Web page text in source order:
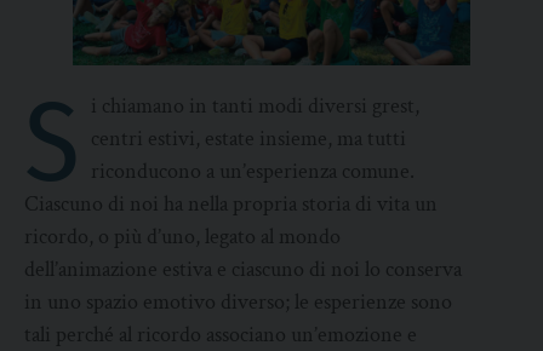
S
i chiamano in tanti modi diversi grest,
centri estivi, estate insieme, ma tutti
riconducono a un’esperienza comune.
Ciascuno di noi ha nella propria storia di vita un
ricordo, o più d’uno, legato al mondo
dell’animazione estiva e ciascuno di noi lo conserva
in uno spazio emotivo diverso; le esperienze sono
tali perché al ricordo associano un’emozione e